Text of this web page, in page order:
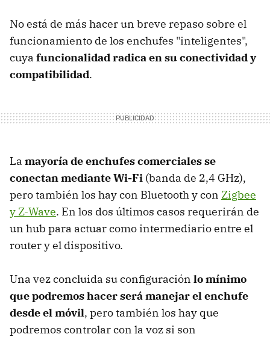
No está de más hacer un breve repaso sobre el
funcionamiento de los enchufes "inteligentes",
cuya funcionalidad radica en su conectividad y
compatibilidad.
La mayoría de enchufes comerciales se
conectan mediante Wi-Fi (banda de 2,4 GHz),
pero también los hay con Bluetooth y con Zigbee
y Z-Wave. En los dos últimos casos requerirán de
un hub para actuar como intermediario entre el
router y el dispositivo.
Una vez concluida su configuración lo mínimo
que podremos hacer será manejar el enchufe
desde el móvil, pero también los hay que
podremos controlar con la voz si son